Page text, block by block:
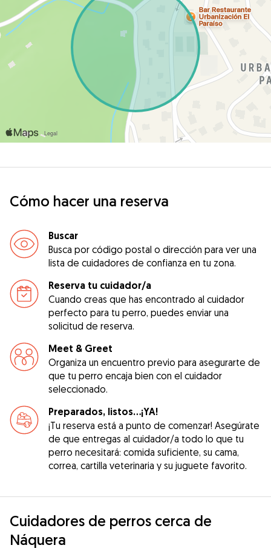
Cómo hacer una reserva
Buscar
Busca por código postal o dirección para ver una
lista de cuidadores de confianza en tu zona.
Reserva tu cuidador/a
Cuando creas que has encontrado al cuidador
perfecto para tu perro, puedes enviar una
solicitud de reserva.
Meet & Greet
Organiza un encuentro previo para asegurarte de
que tu perro encaja bien con el cuidador
seleccionado.
Preparados, listos...¡YA!
¡Tu reserva está a punto de comenzar! Asegúrate
de que entregas al cuidador/a todo lo que tu
perro necesitará: comida suficiente, su cama,
correa, cartilla veterinaria y su juguete favorito.
Cuidadores de perros cerca de
Náquera